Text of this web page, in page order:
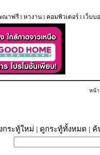
ณาฟรี l หางาน l คอมพิวเตอร์ l เว็บบ
หน้า
กระทู้ใหม่ | ดูกระทู้ทั้งหมด | ค้